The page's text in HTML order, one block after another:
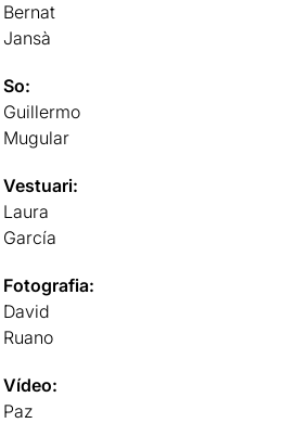
Bernat
Jansà
So:
Guillermo
Mugular
Vestuari:
Laura
García
Fotografia:
David
Ruano
Vídeo:
Paz